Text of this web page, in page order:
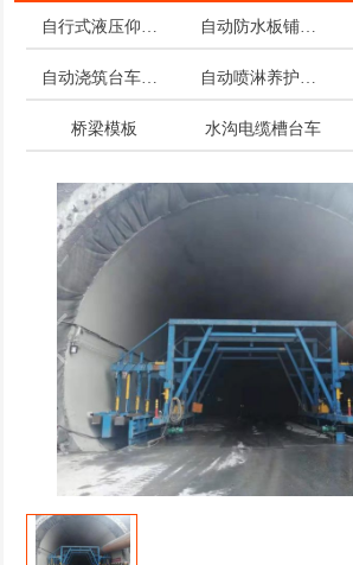
自动防水板铺挂台车
桥梁模板 水沟电缆槽台车